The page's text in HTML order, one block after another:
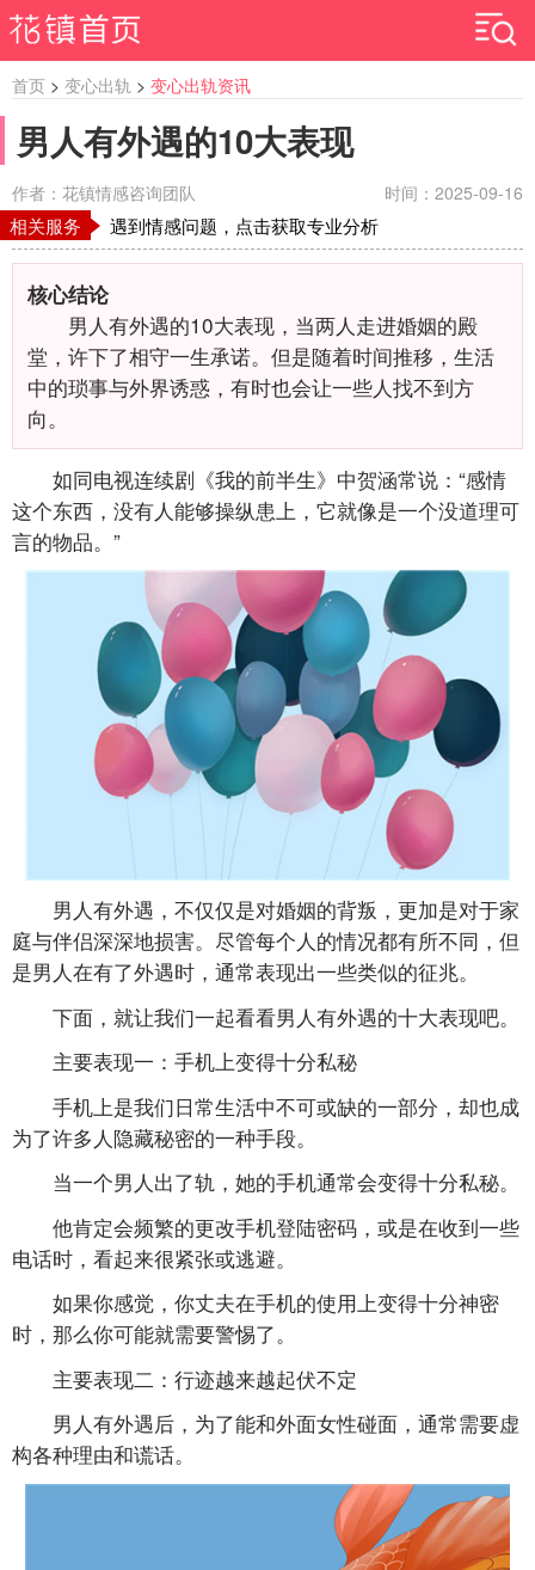
首页 > 变心出轨 > 变心出轨资讯
男人有外遇的10大表现
作者：花镇情感咨询团队 时间：2025-09-16
相关服务 遇到情感问题，点击获取专业分析
核心结论
男人有外遇的10大表现，当两人走进婚姻的殿
堂，许下了相守一生承诺。但是随着时间推移，生活
中的琐事与外界诱惑，有时也会让一些人找不到方
向。
如同电视连续剧《我的前半生》中贺涵常说：“感情
这个东西，没有人能够操纵患上，它就像是一个没道理可
言的物品。”
男人有外遇，不仅仅是对婚姻的背叛，更加是对于家
庭与伴侣深深地损害。尽管每个人的情况都有所不同，但
是男人在有了外遇时，通常表现出一些类似的征兆。
下面，就让我们一起看看男人有外遇的十大表现吧。
主要表现一：手机上变得十分私秘
手机上是我们日常生活中不可或缺的一部分，却也成
为了许多人隐藏秘密的一种手段。
当一个男人出了轨，她的手机通常会变得十分私秘。
他肯定会频繁的更改手机登陆密码，或是在收到一些
电话时，看起来很紧张或逃避。
如果你感觉，你丈夫在手机的使用上变得十分神密
时，那么你可能就需要警惕了。
主要表现二：行迹越来越起伏不定
男人有外遇后，为了能和外面女性碰面，通常需要虚
构各种理由和谎话。